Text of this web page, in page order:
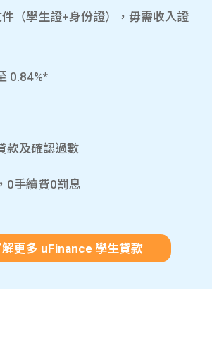
（學生證+身份證），毋需收入證
0.84%*
款及確認過數
0手續費0罰息
解更多 uFinance 學生貸款